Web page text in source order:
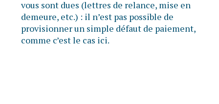
vous sont dues (lettres de relance, mise en
demeure, etc.) : il n’est pas possible de
provisionner un simple défaut de paiement,
comme c’est le cas ici.